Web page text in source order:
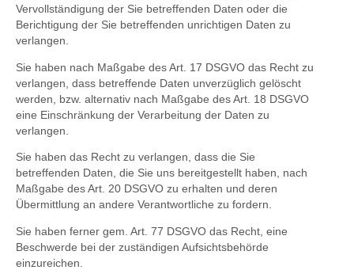
Vervollständigung der Sie betreffenden Daten oder die
Berichtigung der Sie betreffenden unrichtigen Daten zu
verlangen.
Sie haben nach Maßgabe des Art. 17 DSGVO das Recht zu
verlangen, dass betreffende Daten unverzüglich gelöscht
werden, bzw. alternativ nach Maßgabe des Art. 18 DSGVO
eine Einschränkung der Verarbeitung der Daten zu
verlangen.
Sie haben das Recht zu verlangen, dass die Sie
betreffenden Daten, die Sie uns bereitgestellt haben, nach
Maßgabe des Art. 20 DSGVO zu erhalten und deren
Übermittlung an andere Verantwortliche zu fordern.
Sie haben ferner gem. Art. 77 DSGVO das Recht, eine
Beschwerde bei der zuständigen Aufsichtsbehörde
einzureichen.